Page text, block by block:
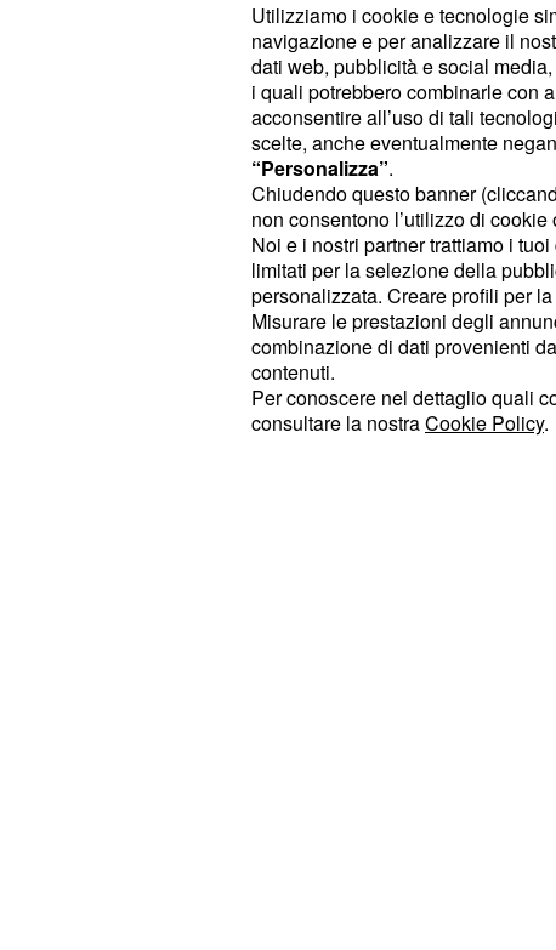
Poco dopo diventa direttore
nella sua città Natale, e nel 1982
aprendo la Scuola Europea
l'Istituto Oncologico Italiano, la sua
diventando in brevissimo tempo,
prevenzione dei tumori a livello
la quadrantectomia, cioè un
meno invasivo, ma per questo non
mastectomia, alla lotta al cancro al
lavorato approfonditamenteper
ideando quella intraoperatoria (cioè
effettuata durante l'operazione). Nel
Fondazione Veronesi , dove
diffondendo almondo le nuove
Utilizziamo i cookie e tecnologie
navigazione e per analizzare il
dati web, pubblicità e social
i quali potrebbero combinarle con
acconsentire all’uso di tali
scelte, anche eventualmente
“Personalizza”.
Chiudendo questo banner
non consentono l’utilizzo di
Noi e i nostri partner trattiamo i
limitati per la selezione della
personalizzata. Creare profili per
Misurare le prestazioni degli
combinazione di dati provenienti
contenuti.
Per conoscere nel dettaglio quali
consultare la nostraCookie Policy.